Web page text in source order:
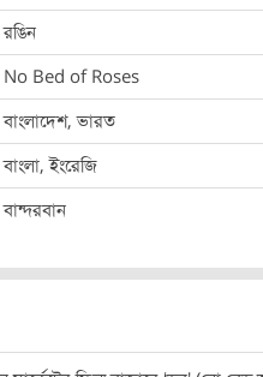
রঙিন
No Bed of Roses
বাংলাদেশ, ভারত
বাংলা, ইংরেজি
বান্দরবান